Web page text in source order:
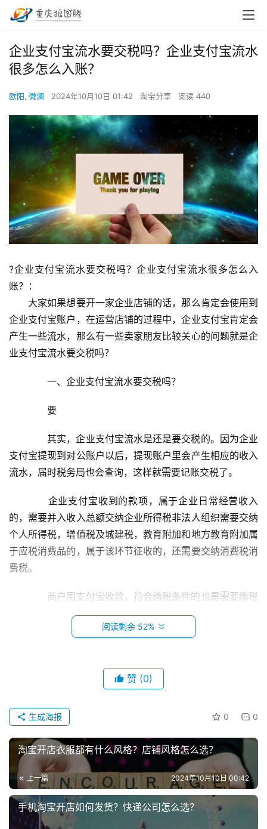
页
小
本
创
业
兼
企业支付宝流水要交税吗？企业支付宝流水
很多怎么入账？
欧阳, 微澜 2024年10月10日 01:42 淘宝分享 阅读 440
?企业支付宝流水要交税吗？企业支付宝流水很多怎么入
账？：
大家如果想要开一家企业店铺的话，那么肯定会使用到
企业支付宝账户，在运营店铺的过程中，企业支付宝肯定会
产生一些流水，那么有一些卖家朋友比较关心的问题就是企
业支付宝流水要交税吗？
一、企业支付宝流水要交税吗？
要
其实，企业支付宝流水是还是要交税的。因为企业
支付宝提现到对公账户以后，提现账户里会产生相应的收入
流水，届时税务局也会查询，这样就需要记账交税了。
企业支付宝收到的款项，属于企业日常经营收入
的，需要并入收入总额交纳企业所得税非法人组织需要交纳
个人所得税，增值税及城建税，教育附加和地方教育附加属
于应税消费品的，属于该环节征收的，还需要交纳消费税消
费税。
商户用支付宝收款，符合缴税条件的也是需要缴税
的税收是根据其经营收入项目及金额等方式来确定的，不是
根据收款方式来确定的只要是法律规定应当缴纳的税务，无
企业如果通过支付宝而不是通过公户来支付员工的
工资，则会存在偷逃个税的嫌疑，且未通过银行代发工资，
无法取得支付的凭证，企业所得税应纳税所得额也有被调增
的可能性。
二、企业支付宝流水很多怎么入账？
支付款收款只是收款的一种形式和途径，可以视同
一个银行账户看待，因此，一般情况下公司用支付宝收款和
交税之间没有有直接的关联。
阅读剩余 52%
赞 (0)
0 0
生成海报
淘宝开店衣服都有什么风格？店铺风格怎么选？
上一篇 2024年10月10日 00:42
手机淘宝开店如何发货？快递公司怎么选？